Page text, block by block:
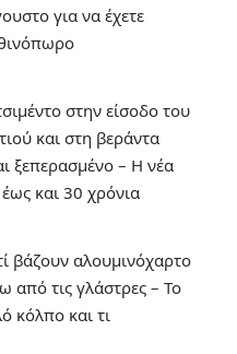
για να έχετε
στην είσοδο του
και στη βεράντα
ξεπερασμένο – Η νέα
και 30 χρόνια
βάζουν αλουμινόχαρτο
από τις γλάστρες – Το
κόλπο και τι